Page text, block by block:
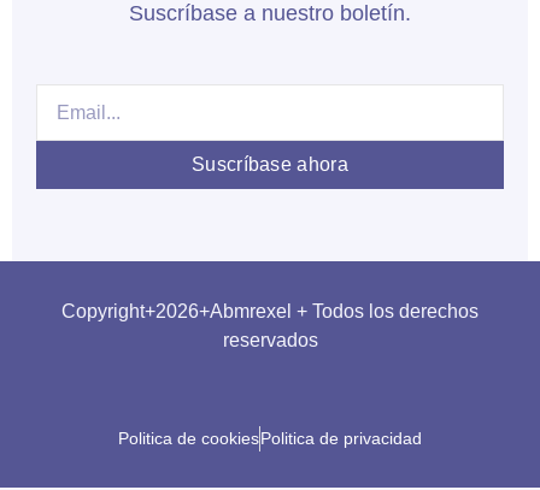
Suscríbase a nuestro boletín.
Suscríbase ahora
Copyright+2026+Abmrexel + Todos los derechos
reservados
Politica de cookiesPolitica de privacidad